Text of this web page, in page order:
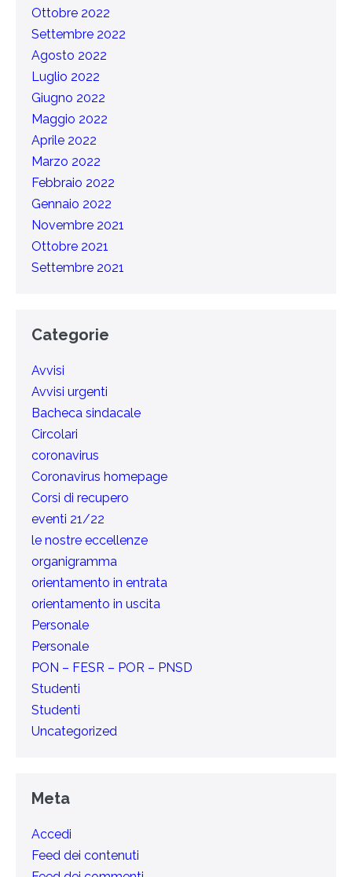
Ottobre 2022
Settembre 2022
Agosto 2022
Luglio 2022
Giugno 2022
Maggio 2022
Aprile 2022
Marzo 2022
Febbraio 2022
Gennaio 2022
Novembre 2021
Ottobre 2021
Settembre 2021
Categorie
Avvisi
Avvisi urgenti
Bacheca sindacale
Circolari
coronavirus
Coronavirus homepage
Corsi di recupero
eventi 21/22
le nostre eccellenze
organigramma
orientamento in entrata
orientamento in uscita
Personale
Personale
PON – FESR – POR – PNSD
Studenti
Studenti
Uncategorized
Meta
Accedi
Feed dei contenuti